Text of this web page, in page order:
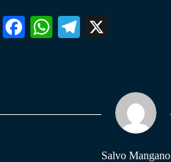
Fa W
pp
Te
m
Salvo Mangano